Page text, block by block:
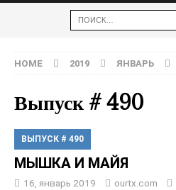
HOME 2019 ЯНВАРЬ
Выпуск # 490
ВЫПУСК # 490
МЫШКА И МАЙЯ
16, январь 2019 ourtx.com